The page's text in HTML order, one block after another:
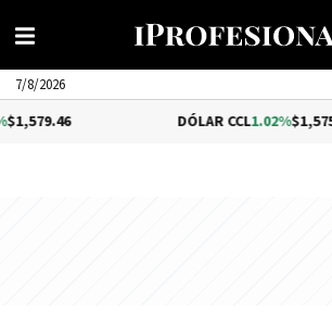
7/8/2026
DÓLAR CCL1.02%$1,575.53